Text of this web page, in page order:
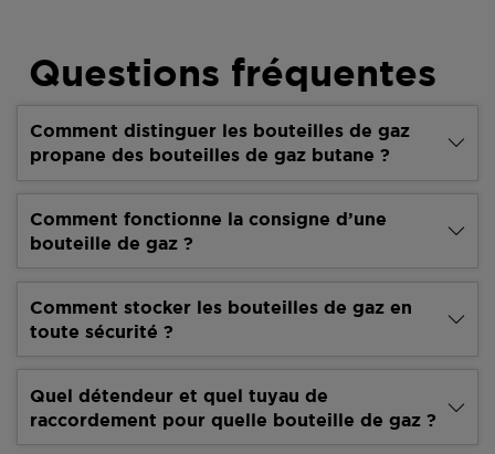
Questions fréquentes
Comment distinguer les bouteilles de gaz
propane des bouteilles de gaz butane ?
Comment fonctionne la consigne d’une
bouteille de gaz ?
Comment stocker les bouteilles de gaz en
toute sécurité ?
Quel détendeur et quel tuyau de
raccordement pour quelle bouteille de gaz ?